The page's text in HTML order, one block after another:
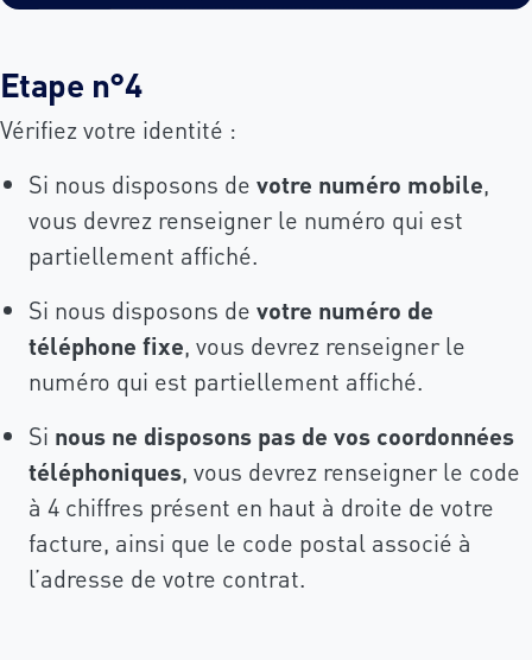
Etape n°4
Vérifiez votre identité :
Si nous disposons de votre numéro mobile,
vous devrez renseigner le numéro qui est
partiellement affiché.
Si nous disposons de votre numéro de
téléphone fixe, vous devrez renseigner le
numéro qui est partiellement affiché.
Si nous ne disposons pas de vos coordonnées
téléphoniques, vous devrez renseigner le code
à 4 chiffres présent en haut à droite de votre
facture, ainsi que le code postal associé à
l’adresse de votre contrat.